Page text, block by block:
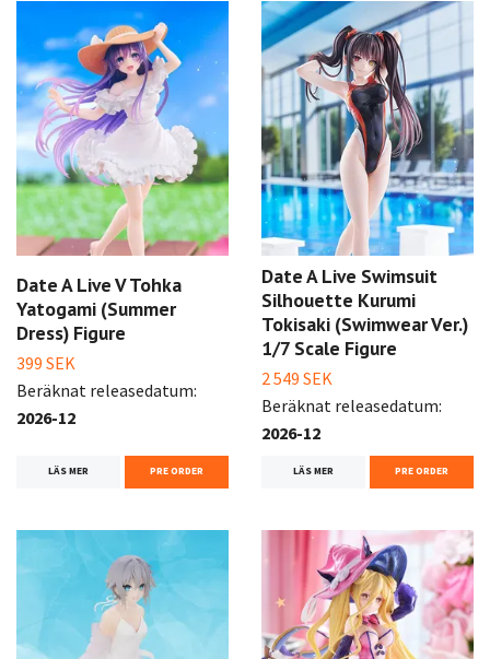
Date A Live V Tohka
Yatogami (Summer
Dress) Figure
399 SEK
Beräknat releasedatum:
2026-12
LÄS MER PRE ORDER
Date A Live Swimsuit
Silhouette Kurumi
Tokisaki (Swimwear Ver.)
1/7 Scale Figure
2 549 SEK
Beräknat releasedatum:
2026-12
LÄS MER PRE ORDER